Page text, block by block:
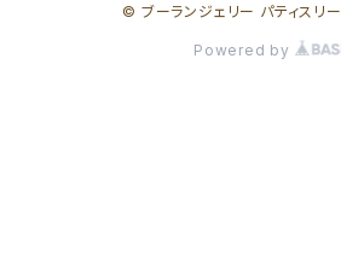
© ブーランジェリー パティスリ
Powered by